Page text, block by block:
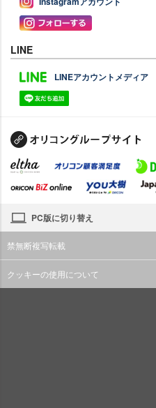
LINE
LINEアカウントメディア
PC版に切り替え
禁無断複写転載
クッキーの使用について